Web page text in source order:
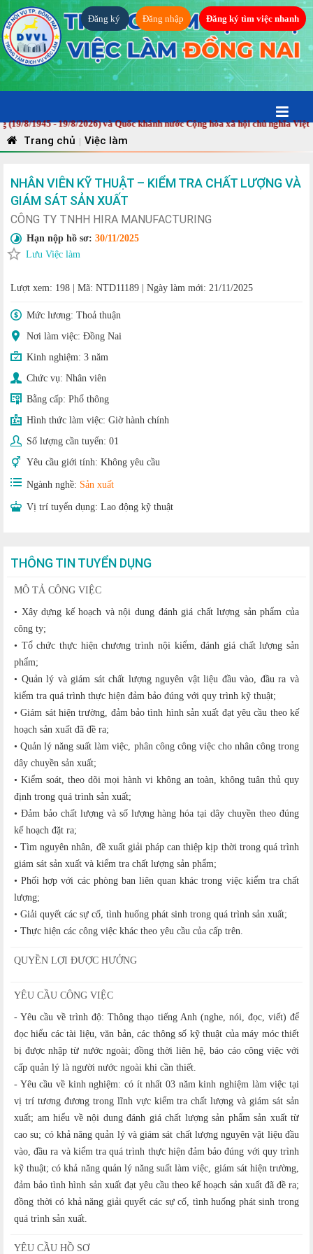
Đăng ký Đăng nhập Đăng ký tìm việc nhanh
- 19/8/2026) và Quốc khánh nước Cộng hòa xã hội chủ nghĩa Việt
Trang chủ | Việc làm
NHÂN VIÊN KỸ THUẬT – KIỂM TRA CHẤT LƯỢNG VÀ
GIÁM SÁT SẢN XUẤT
CÔNG TY TNHH HIRA MANUFACTURING
Hạn nộp hồ sơ: 30/11/2025
Lưu Việc làm
Lượt xem: 198 Mã: NTD11189 Ngày làm mới: 21/11/2025
Mức lương: Thoả thuận
Nơi làm việc: Đồng Nai
Kinh nghiệm: 3 năm
Chức vụ: Nhân viên
Bằng cấp: Phổ thông
Hình thức làm việc: Giờ hành chính
Số lượng cần tuyển: 01
Yêu cầu giới tính: Không yêu cầu
Ngành nghề: Sản xuất
Vị trí tuyển dụng: Lao động kỹ thuật
THÔNG TIN TUYỂN DỤNG
MÔ TẢ CÔNG VIỆC
• Xây dựng kế hoạch và nội dung đánh giá chất lượng sản phẩm của
công ty;
• Tổ chức thực hiện chương trình nội kiểm, đánh giá chất lượng sản
phẩm;
• Quản lý và giám sát chất lượng nguyên vật liệu đầu vào, đầu ra và
kiểm tra quá trình thực hiện đảm bảo đúng với quy trình kỹ thuật;
• Giám sát hiện trường, đảm bảo tình hình sản xuất đạt yêu cầu theo kế
hoạch sản xuất đã đề ra;
• Quản lý năng suất làm việc, phân công công việc cho nhân công trong
dây chuyền sản xuất;
• Kiểm soát, theo dõi mọi hành vi không an toàn, không tuân thủ quy
định trong quá trình sản xuất;
• Đảm bảo chất lượng và số lượng hàng hóa tại dây chuyền theo đúng
kế hoạch đặt ra;
• Tìm nguyên nhân, đề xuất giải pháp can thiệp kịp thời trong quá trình
giám sát sản xuất và kiểm tra chất lượng sản phẩm;
• Phối hợp với các phòng ban liên quan khác trong việc kiểm tra chất
lượng;
• Giải quyết các sự cố, tình huống phát sinh trong quá trình sản xuất;
• Thực hiện các công việc khác theo yêu cầu của cấp trên.
QUYỀN LỢI ĐƯỢC HƯỞNG
YÊU CẦU CÔNG VIỆC
- Yêu cầu về trình độ: Thông thạo tiếng Anh (nghe, nói, đọc, viết) để
đọc hiểu các tài liệu, văn bản, các thông số kỹ thuật của máy móc thiết
bị được nhập từ nước ngoài; đồng thời liên hệ, báo cáo công việc với
cấp quản lý là người nước ngoài khi cần thiết.
- Yêu cầu về kinh nghiệm: có ít nhất 03 năm kinh nghiệm làm việc tại
vị trí tương đương trong lĩnh vực kiểm tra chất lượng và giám sát sản
xuất; am hiểu về nội dung đánh giá chất lượng sản phẩm sản xuất từ
cao su; có khả năng quản lý và giám sát chất lượng nguyên vật liệu đầu
vào, đầu ra và kiểm tra quá trình thực hiện đảm bảo đúng với quy trình
kỹ thuật; có khả năng quản lý năng suất làm việc, giám sát hiện trường,
đảm bảo tình hình sản xuất đạt yêu cầu theo kế hoạch sản xuất đã đề ra;
đồng thời có khả năng giải quyết các sự cố, tình huống phát sinh trong
quá trình sản xuất.
YÊU CẦU HỒ SƠ